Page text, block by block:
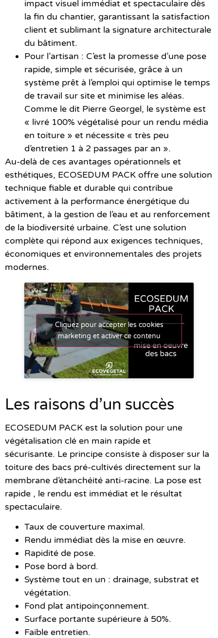
impact visuel immédiat et spectaculaire dès
la fin du chantier, garantissant la satisfaction
client et sublimant la signature architecturale
du bâtiment.
Pour l’artisan : C’est la promesse d’une pose
rapide, simple et sécurisée, grâce à un
système prêt à l’emploi qui optimise le temps
de travail sur site et minimise les aléas.
Comme le dit Pierre Georgel, le système est
« livré 100% végétalisé pour un rendu média
en toiture » et nécessite « très peu
d’entretien 1 à 2 passages par an ».
Au-delà de ces avantages opérationnels et
esthétiques, ECOSEDUM PACK offre une solution
technique fiable et durable qui contribue
activement à la performance énergétique du
bâtiment, à la gestion de l’eau et au renforcement
de la biodiversité urbaine. C’est une solution
complète qui répond aux exigences techniques,
économiques et environnementales des projets
modernes.
Cliquez pour accepter les cookies
marketing et activer ce contenu
Les raisons d’un succès
ECOSEDUM PACK est la solution pour une
végétalisation clé en main rapide et
sécurisante. Le principe consiste à disposer sur la
toiture des bacs pré-cultivés directement sur la
membrane d’étanchéité anti-racine. La pose est
rapide , le rendu est immédiat et le résultat
spectaculaire.
Taux de couverture maximal.
Rendu immédiat dès la mise en œuvre.
Rapidité de pose.
Pose bord à bord.
Système tout en un : drainage, substrat et
végétation.
Fond plat antipoinçonnement.
Surface portante supérieure à 50%.
Faible entretien.